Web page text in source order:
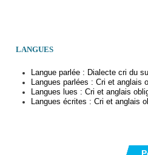
LANGUES
Langue parlée : Dialecte cri du
Langues parlées : Cri et anglais
Langues lues : Cri et anglais
Langues écrites : Cri et anglais